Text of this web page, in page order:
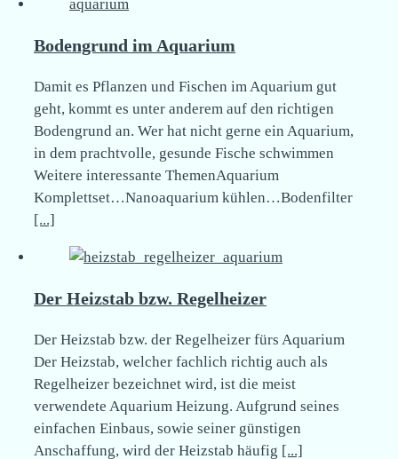
Bodengrund im Aquarium
Damit es Pflanzen und Fischen im Aquarium gut
geht, kommt es unter anderem auf den richtigen
Bodengrund an. Wer hat nicht gerne ein Aquarium,
in dem prachtvolle, gesunde Fische schwimmen
Weitere interessante ThemenAquarium
Komplettset…Nanoaquarium kühlen…Bodenfilter
[...]
Der Heizstab bzw. Regelheizer
Der Heizstab bzw. der Regelheizer fürs Aquarium
Der Heizstab, welcher fachlich richtig auch als
Regelheizer bezeichnet wird, ist die meist
verwendete Aquarium Heizung. Aufgrund seines
einfachen Einbaus, sowie seiner günstigen
Anschaffung, wird der Heizstab häufig [...]